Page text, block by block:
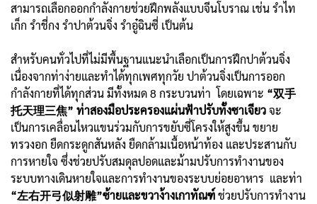
สามารถเลือกออกกำลังกายช่วยฝึกพลังแบบจีนโบราณ เช่น รำไท
เก็ก รำชี่กง รำปาต้วนจิ่ง รำอู๋ฉินซี่ เป็นต้น
สำหรับคนทั่วไปที่ไม่มีพื้นฐานแนะนำเลือกเป็นการฝึกปาต้วนจิ่ง
เนื่องจากท่าง่ายและทำได้ทุกเพศทุกวัย ปาต้วนจิ่งเป็นการออก
กำลังกายที่ได้ทุกส่วน มีทั้งหมด 8 กระบวนท่า โดยเฉพาะ “双手
托天理三焦” ท่าสองมือประครองแผ่นฟ้าปรับทั้งซาเจียวจะ
เป็นการเคลื่อนไหวแขนร่วมกับการขยับซี่โครงให้สูงขึ้น ขยาย
ทรวงอก ยืดกระดูกสันหลัง ยืดกล้ามเนื้อหน้าท้อง และประสานกับ
การหายใจ ซึ่งช่วยปรับสมดุลปอดและม้ามปรับการทำงานของ
ระบบทางเดินหายใจและการทำงานของระบบย่อยอาหาร และท่า
“左右开弓似射雕”ซ้ายและขวาง้างเกาทัณฑ์ช่วยปรับการทำงาน